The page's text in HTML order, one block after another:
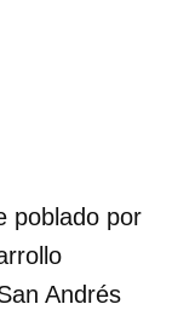
poblado por
Andrés